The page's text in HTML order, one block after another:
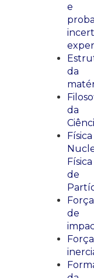
e
da
da
Física
Física
de
Força
de